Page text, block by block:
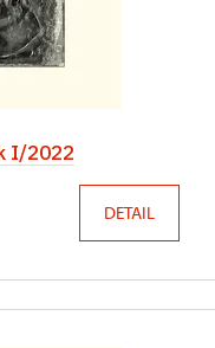
I/2022
DETAIL